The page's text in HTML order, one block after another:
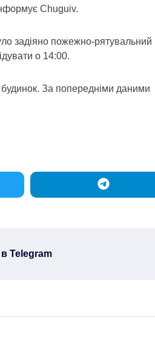
Chuguiv.
задіяно пожежно-рятувальний
о 14:00.
За попередніми даними
Telegram